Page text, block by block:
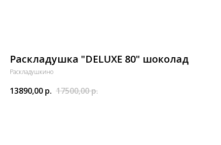
Раскладушка "DELUXE 80" шоколад
Раскладушкино
13890,00 р. 17500,00р.